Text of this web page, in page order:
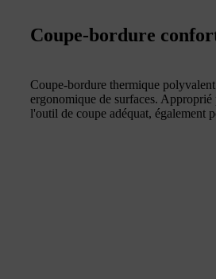
Coupe-bordure
Coupe-bordure thermique
ergonomique de surfaces.
l'outil de coupe adéquat, également